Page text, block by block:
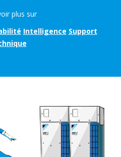
plus sur
Intelligence Support